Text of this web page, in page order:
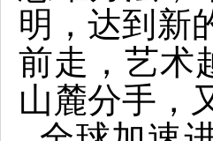
明，达到新
前走，艺术
山麓分手，